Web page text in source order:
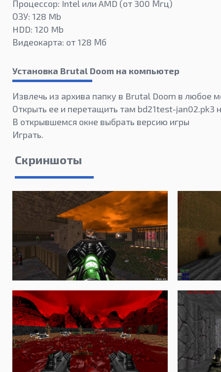
Процессор: Intel или AMD (от 300 Мгц)
ОЗУ: 128 Mb
HDD: 120 Mb
Видеокарта: от 128 Мб
Установка Brutal Doom на компьютер
Извлечь из архива папку в Brutal Doom в любое
Открыть ее и перетащить там bd21test-jan02.pk3
В открывшемся окне выбрать версию игры
Играть.
Скриншоты